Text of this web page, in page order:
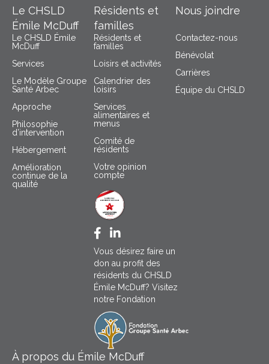
Le CHSLD
Émile McDuff
Résidents et
familles
Nous joindre
Le CHSLD Émile
McDuff
Services
Le Modèle Groupe
Santé Arbec
Approche
Philosophie
d’intervention
Hébergement
Amélioration
continue de la
qualité
Résidents et
familles
Loisirs et activités
Calendrier des
loisirs
Services
alimentaires et
menus
Comité de
résidents
Votre opinion
compte
Contactez-nous
Bénévolat
Carrières
Équipe du CHSLD
Facebook CHSLD Émile McDuff
LinkedIn Groupe Santé Arbec
Vous désirez faire un
don au profit des
résidents du CHSLD
Émile McDuff? Visitez
notre Fondation
À propos du Émile McDuff